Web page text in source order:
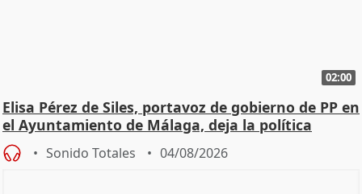
02:00
Elisa Pérez de Siles, portavoz de gobierno de PP en
el Ayuntamiento de Málaga, deja la política
Sonido Totales 04/08/2026